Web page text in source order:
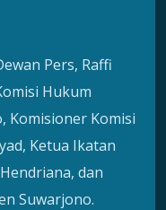
Pers, Raffi
Hukum
Komisioner Komisi
Ketua Ikatan
dan
Suwarjono.